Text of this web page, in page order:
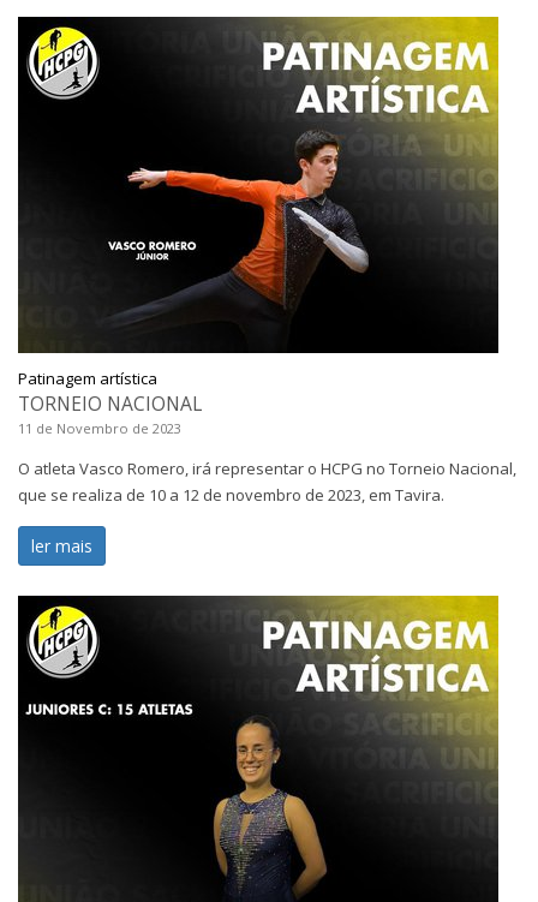
Patinagem artística
TORNEIO NACIONAL
11 de Novembro de 2023
O atleta Vasco Romero, irá representar o HCPG no Torneio Nacional,
que se realiza de 10 a 12 de novembro de 2023, em Tavira.
ler mais